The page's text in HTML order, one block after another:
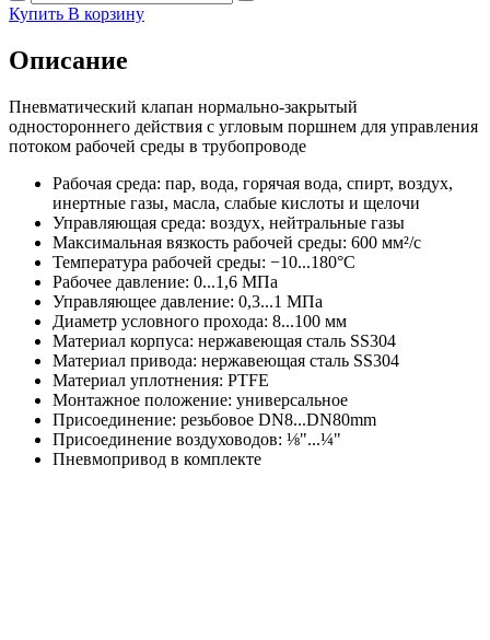
Купить В корзину
Описание
Пневматический клапан нормально-закрытый
одностороннего действия с угловым поршнем для управления
потоком рабочей среды в трубопроводе
Рабочая среда: пар, вода, горячая вода, спирт, воздух,
инертные газы, масла, слабые кислоты и щелочи
Управляющая среда: воздух, нейтральные газы
Максимальная вязкость рабочей среды: 600 мм²/с
Температура рабочей среды: −10...180°С
Рабочее давление: 0...1,6 МПа
Управляющее давление: 0,3...1 МПа
Диаметр условного прохода: 8...100 мм
Материал корпуса: нержавеющая сталь SS304
Материал привода: нержавеющая сталь SS304
Материал уплотнения: PTFE
Монтажное положение: универсальное
Присоединение: резьбовое DN8...DN80mm
Присоединение воздуховодов: ⅛"...¼"
Пневмопривод в комплекте